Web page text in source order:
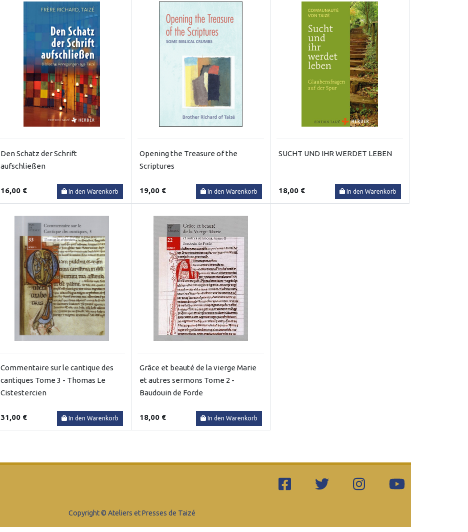
Den Schatz der Schrift
aufschließen
16,00 € In den Warenkorb
Opening the Treasure of the
Scriptures
19,00 € In den Warenkorb
SUCHT UND IHR WERDET LEBEN
18,00 € In den Warenkorb
Commentaire sur le cantique des
cantiques Tome 3 - Thomas Le
Cistestercien
31,00 € In den Warenkorb
Grâce et beauté de la vierge Marie
et autres sermons Tome 2 -
Baudouin de Forde
18,00 € In den Warenkorb
Copyright © Ateliers et Presses de Taizé